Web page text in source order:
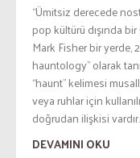
“Ümitsiz derecede
pop kültürü dışında
Mark Fisher bir yerde,
hauntology” olarak
“haunt” kelimesi
veya ruhlar için
doğrudan ilişkisi
DEVAMINI OKU